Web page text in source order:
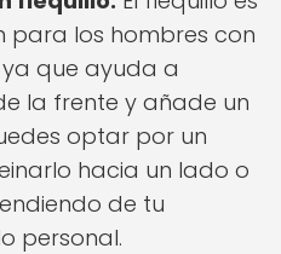
para los hombres con
que ayuda a
la frente y añade un
optar por un
hacia un lado o
de tu
personal.